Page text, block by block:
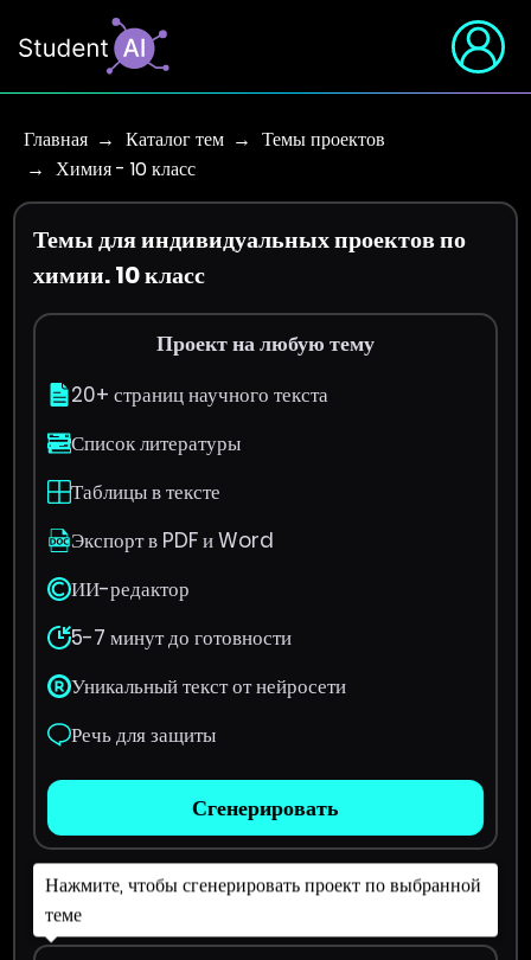
Главная Каталог тем
Темы проектов
Химия - 10 класс
Темы для индивидуальных проектов по
химии. 10 класс
Проект на любую тему
20+ страниц научного текста
Список литературы
Таблицы в тексте
Экспорт в PDF и Word
ИИ-редактор
5-7 минут до готовности
Уникальный текст от нейросети
Речь для защиты
Сгенерировать
Нажмите, чтобы сгенерировать проект по выбранной
теме